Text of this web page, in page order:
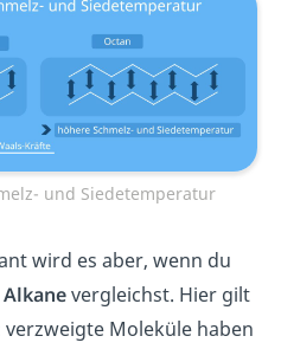
und Siedetemperatur
wird es aber, wenn du
vergleichst. Hier gilt
verzweigte Moleküle haben